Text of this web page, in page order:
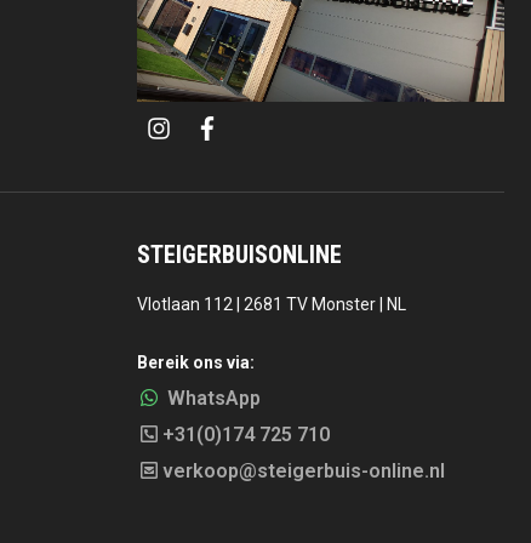
i
t
a
m
f
e
k
STEIGERBUISONLINE
Vlotlaan 112 | 2681 TV Monster | NL
Bereik ons via:
WhatsApp
+31(0)174 725 710
verkoop@steigerbuis-online.nl